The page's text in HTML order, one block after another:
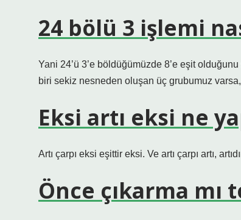
24 bölü 3 işlemi
Yani 24’ü 3’e böldüğümüzde 8’e eşit
biri sekiz nesneden oluşan üç grubumuz
Eksi artı eksi ne
Artı çarpı eksi eşittir eksi. Ve artı çarpı artı,
Önce çıkarma mı